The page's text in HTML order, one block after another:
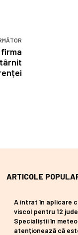
ARTICOLE
A intrat în aplicare
viscol pentru 12
Specialiștii în
atenționează că